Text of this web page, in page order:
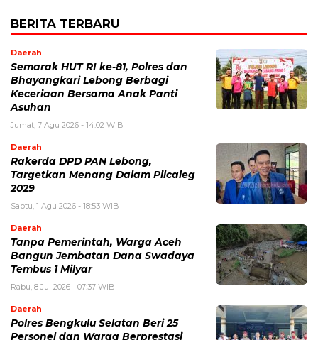
BERITA TERBARU
Daerah
Semarak HUT RI ke-81, Polres dan
Bhayangkari Lebong Berbagi
Keceriaan Bersama Anak Panti
Asuhan
Jumat, 7 Agu 2026 - 14:02 WIB
Daerah
Rakerda DPD PAN Lebong,
Targetkan Menang Dalam Pilcaleg
2029
Sabtu, 1 Agu 2026 - 18:53 WIB
Daerah
Tanpa Pemerintah, Warga Aceh
Bangun Jembatan Dana Swadaya
Tembus 1 Milyar
Rabu, 8 Jul 2026 - 07:37 WIB
Daerah
Polres Bengkulu Selatan Beri 25
Personel dan Warga Berprestasi